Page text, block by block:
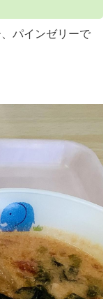
パインゼリーで